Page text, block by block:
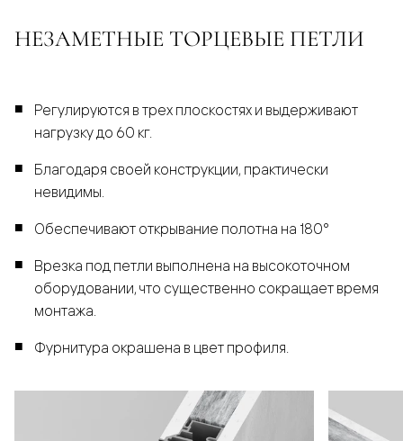
НЕЗАМЕТНЫЕ ТОРЦЕВЫЕ ПЕТЛИ
Регулируются в трех плоскостях и выдерживают
нагрузку до 60 кг.
Благодаря своей конструкции, практически
невидимы.
Обеспечивают открывание полотна на 180°
Врезка под петли выполнена на высокоточном
оборудовании, что существенно сокращает время
монтажа.
Фурнитура окрашена в цвет профиля.